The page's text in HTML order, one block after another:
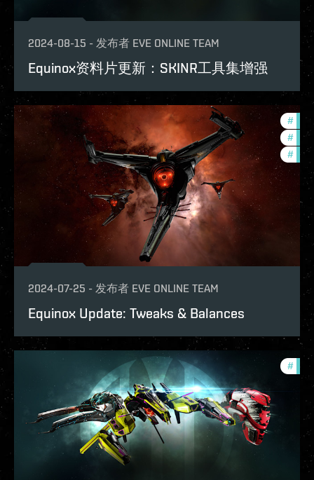
2024-08-15 - 发布者 EVE ONLINE TEAM
Equinox资料片更新：SKINR工具集增强
#
#
#
2024-07-25 - 发布者 EVE ONLINE TEAM
Equinox Update: Tweaks & Balances
#